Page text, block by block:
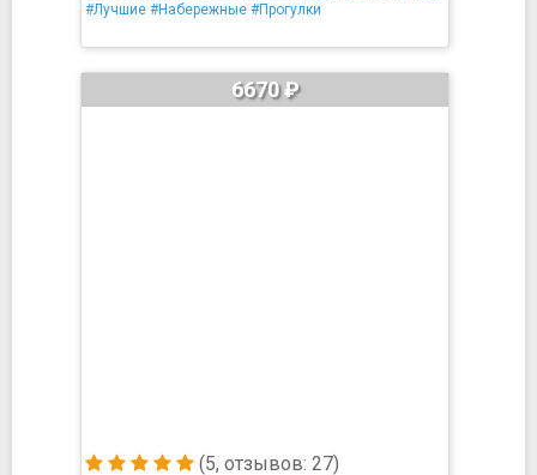
#Лучшие #Набережные #Прогулки
(5, отзывов: 27)
6670 ₽